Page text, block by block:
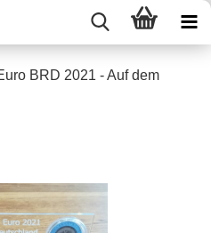
BRD 2021 - Auf dem